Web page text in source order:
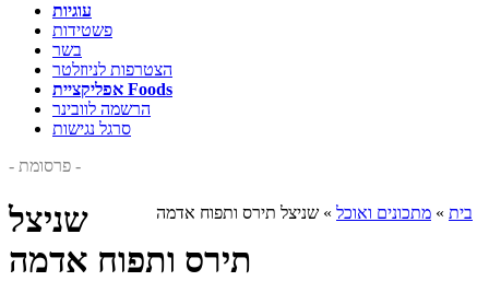
עוגיות
פשטידות
בשר
הצטרפות לניוזלטר
אפליקציית Foods
הרשמה לוובינר
סרגל נגישות
- פרסומת -
בית » מתכונים ואוכל » שניצל תירס ותפוח אדמה
שניצל
תירס ותפוח אדמה